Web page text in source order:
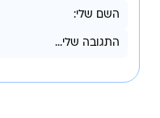
הכותבות: ריבה ולדמן
איכות הסביבה